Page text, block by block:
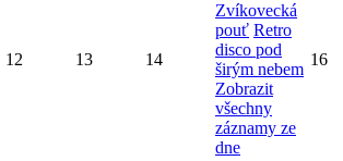
12 13 14
Zvíkovecká
pouť Retro
disco pod
širým nebem
Zobrazit
všechny
záznamy ze
dne
16